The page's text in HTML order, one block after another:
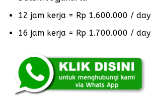
12 jam kerja = Rp 1.600.000 / day
16 jam kerja = Rp 1.700.000 / day